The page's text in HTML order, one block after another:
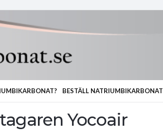
BESTÄLL NATRIUMBIKARBONAT
Yocoair